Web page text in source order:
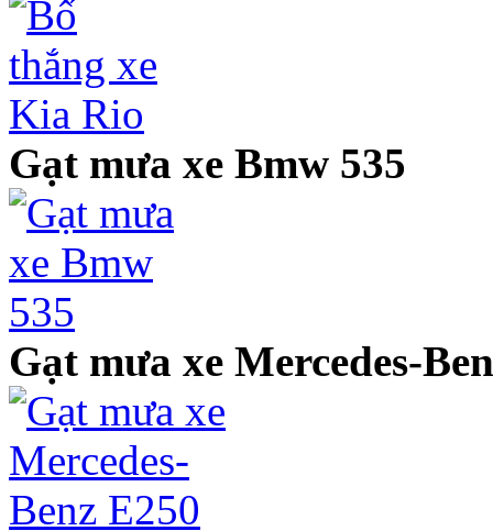
Gạt mưa xe Bmw 535
Gạt mưa xe Mercedes-